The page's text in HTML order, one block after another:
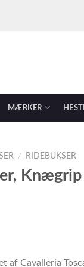
MÆRKER
/ RIDEBUKSER
Knægrip
af Cavalleria